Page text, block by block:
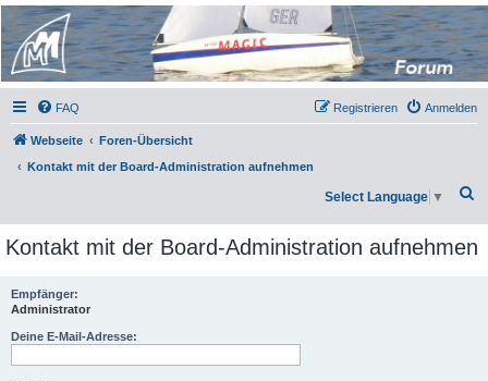
Micro Magic Forum
Deutschland
FAQ Anmelden
Registrieren
Webseite
Foren-Übersicht
Kontakt mit der Board-Administration aufnehmen
c
Select Language ▼
Kontakt mit der Board-Administration aufnehmen
Empfänger:
Administrator
Deine E-Mail-Adresse: